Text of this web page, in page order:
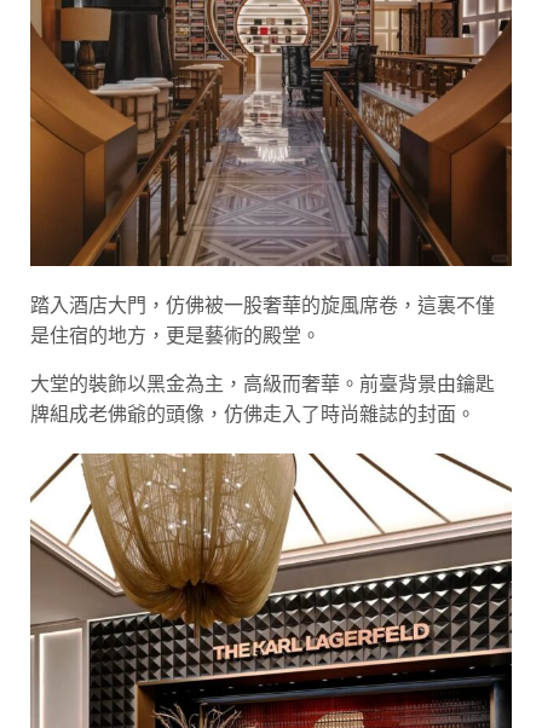
踏入酒店大門，仿佛被一股奢華的旋風席卷，這裏不僅
是住宿的地方，更是藝術的殿堂。
大堂的裝飾以黑金為主，高級而奢華。前臺背景由鑰匙
牌組成老佛爺的頭像，仿佛走入了時尚雜誌的封面。